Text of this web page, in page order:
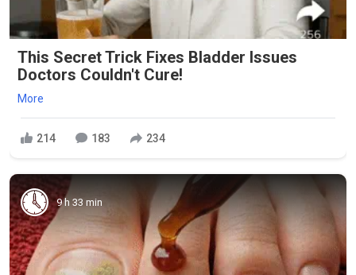
This Secret Trick Fixes Bladder Issues
Doctors Couldn't Cure!
More
214 183 234
9 h 33 min